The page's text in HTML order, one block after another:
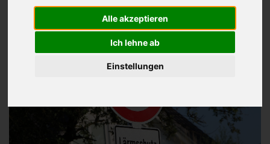
Alle akzeptieren
Ich lehne ab
Einstellungen
Bauausschuss für Tempo 30